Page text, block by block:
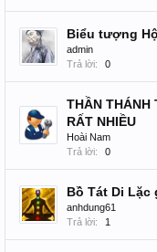
Biểu tượng
admin
Trả lời:
0
THẦN THÁNH
RẤT NHIỀU
Hoài Nam
Trả lời:
0
Bồ Tát Di Lặc
anhdung61
Trả lời:
1